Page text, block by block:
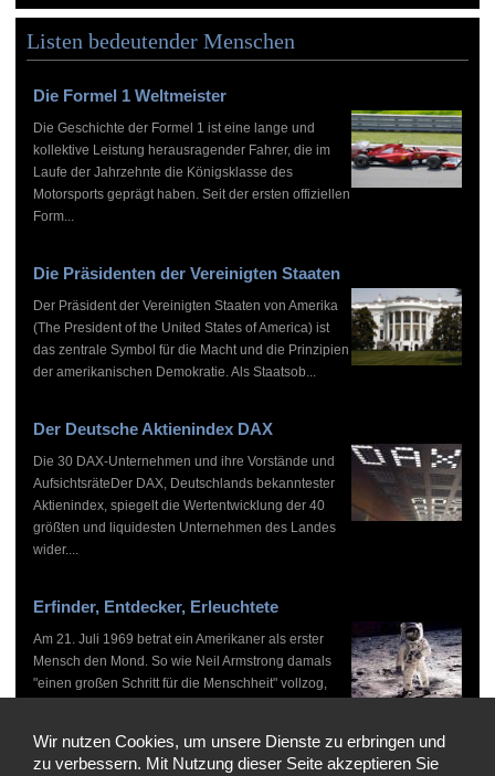
Listen bedeutender Menschen
Die Formel 1 Weltmeister
Die Geschichte der Formel 1 ist eine lange und
kollektive Leistung herausragender Fahrer, die im
Laufe der Jahrzehnte die Königsklasse des
Motorsports geprägt haben. Seit der ersten offiziellen
Form...
Die Präsidenten der Vereinigten Staaten
Der Präsident der Vereinigten Staaten von Amerika
(The President of the United States of America) ist
das zentrale Symbol für die Macht und die Prinzipien
der amerikanischen Demokratie. Als Staatsob...
Der Deutsche Aktienindex DAX
Die 30 DAX-Unternehmen und ihre Vorstände und
AufsichtsräteDer DAX, Deutschlands bekanntester
Aktienindex, spiegelt die Wertentwicklung der 40
größten und liquidesten Unternehmen des Landes
wider....
Erfinder, Entdecker, Erleuchtete
Am 21. Juli 1969 betrat ein Amerikaner als erster
Mensch den Mond. So wie Neil Armstrong damals
"einen großen Schritt für die Menschheit" vollzog,
Wir nutzen Cookies, um unsere Dienste zu erbringen und
zu verbessern. Mit Nutzung dieser Seite akzeptieren Sie